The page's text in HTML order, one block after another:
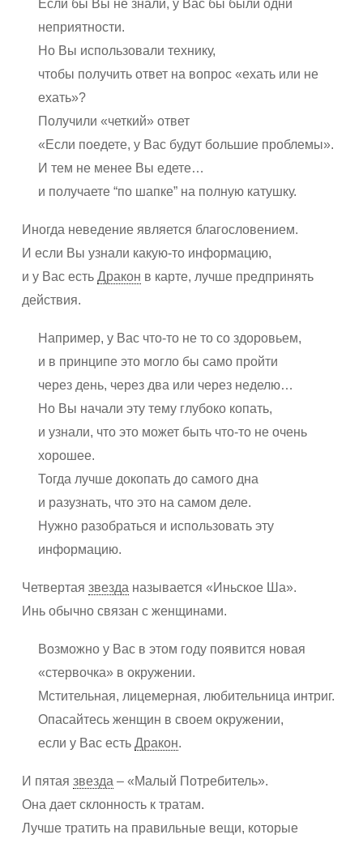
Если бы Вы не знали, у Вас бы были одни
неприятности.
Но Вы использовали технику,
чтобы получить ответ на вопрос «ехать или не
ехать»?
Получили «четкий» ответ
«Если поедете, у Вас будут большие проблемы».
И тем не менее Вы едете…
и получаете “по шапке” на полную катушку.
Иногда неведение является благословением.
И если Вы узнали какую-то информацию,
и у Вас есть Дракон в карте, лучше предпринять
действия.
Например, у Вас что-то не то со здоровьем,
и в принципе это могло бы само пройти
через день, через два или через неделю…
Но Вы начали эту тему глубоко копать,
и узнали, что это может быть что-то не очень
хорошее.
Тогда лучше докопать до самого дна
и разузнать, что это на самом деле.
Нужно разобраться и использовать эту
информацию.
Четвертая звезда называется «Иньское Ша».
Инь обычно связан с женщинами.
Возможно у Вас в этом году появится новая
«стервочка» в окружении.
Мстительная, лицемерная, любительница интриг.
Опасайтесь женщин в своем окружении,
если у Вас есть Дракон.
И пятая звезда – «Малый Потребитель».
Она дает склонность к тратам.
Лучше тратить на правильные вещи, которые